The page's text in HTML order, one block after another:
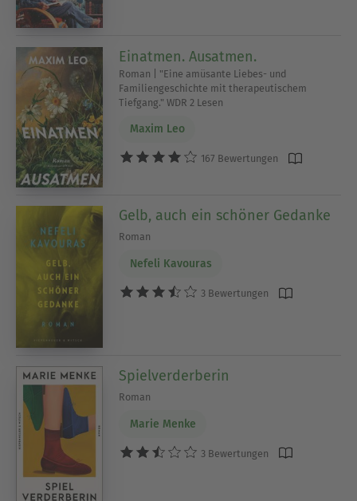
Einatmen. Ausatmen.
Roman | "Eine amüsante Liebes- und
Familiengeschichte mit therapeutischem
Tiefgang." WDR 2 Lesen
Maxim Leo
167 Bewertungen
Gelb, auch ein schöner Gedanke
Roman
Nefeli Kavouras
3 Bewertungen
Spielverderberin
Roman
Marie Menke
3 Bewertungen